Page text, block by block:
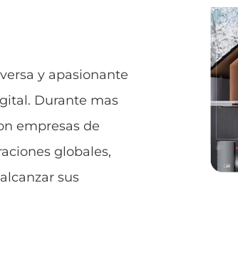
y apasionante
Durante mas
empresas de
globales,
sus